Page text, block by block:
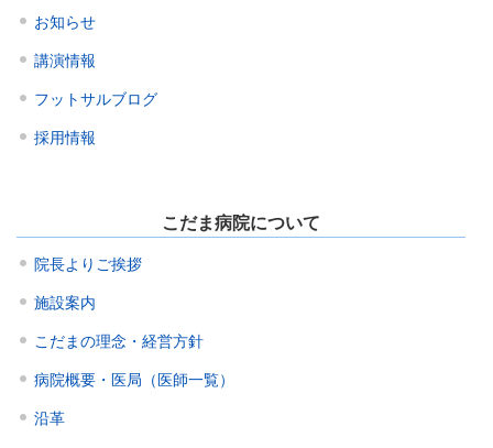
お知らせ
講演情報
フットサルブログ
採用情報
こだま病院について
院長よりご挨拶
施設案内
こだまの理念・経営方針
病院概要・医局（医師一覧）
沿革